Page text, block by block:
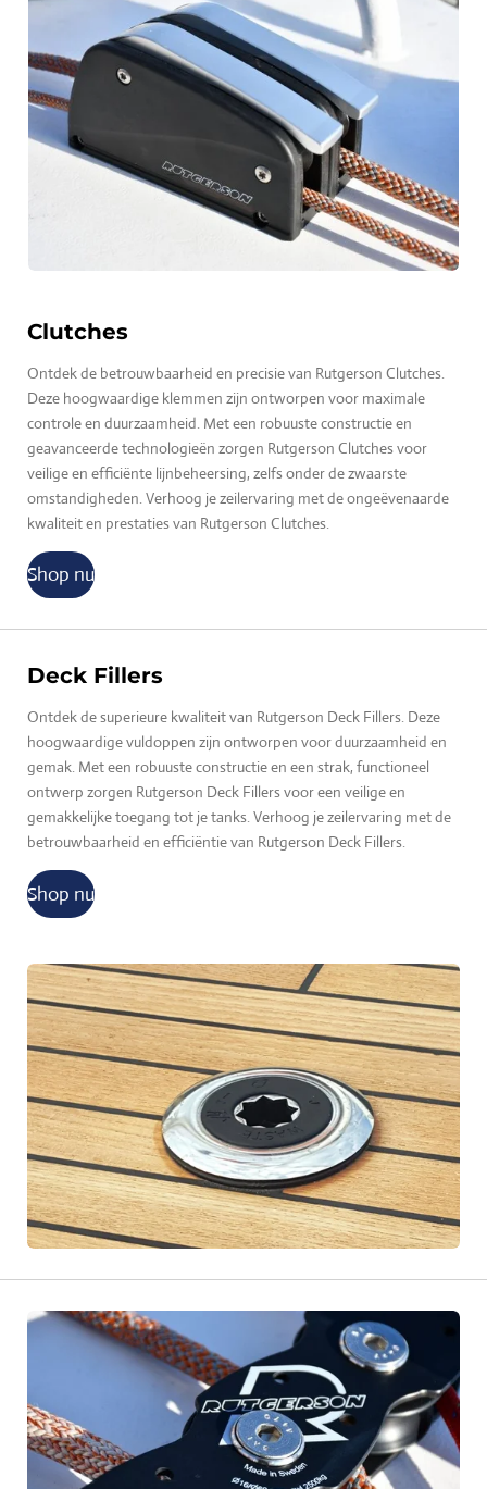
Clutches
Ontdek de betrouwbaarheid en precisie van Rutgerson Clutches.
Deze hoogwaardige klemmen zijn ontworpen voor maximale
controle en duurzaamheid. Met een robuuste constructie en
geavanceerde technologieën zorgen Rutgerson Clutches voor
veilige en efficiënte lijnbeheersing, zelfs onder de zwaarste
omstandigheden. Verhoog je zeilervaring met de ongeëvenaarde
kwaliteit en prestaties van Rutgerson Clutches.
Shop nu
Deck Fillers
Ontdek de superieure kwaliteit van Rutgerson Deck Fillers. Deze
hoogwaardige vuldoppen zijn ontworpen voor duurzaamheid en
gemak. Met een robuuste constructie en een strak, functioneel
ontwerp zorgen Rutgerson Deck Fillers voor een veilige en
gemakkelijke toegang tot je tanks. Verhoog je zeilervaring met de
betrouwbaarheid en efficiëntie van Rutgerson Deck Fillers.
Shop nu